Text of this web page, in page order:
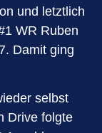
und letztlich
WR Ruben
Damit ging
selbst
Drive folgte